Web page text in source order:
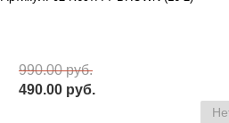
990.00 руб.
490.00 руб.